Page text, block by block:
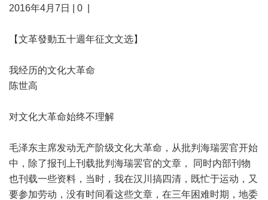
2016年4月7日 | 0 |
【文革發動五十週年征文文选】
我经历的文化大革命
陈世高
对文化大革命始终不理解
毛泽东主席发动无产阶级文化大革命，从批判海瑞罢官开始
中，除了报刊上刊载批判海瑞罢官的文章， 同时内部刊物
也刊载一些资料，当时，我在汉川搞四清，既忙于运动，又
要参加劳动，没有时间看这些文章，在三年困难时期，地委